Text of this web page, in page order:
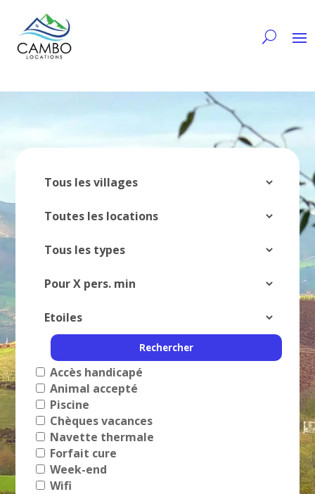
Accès handicapé
Animal accepté
Piscine
Chèques vacances
Navette thermale
Forfait cure
Week-end
Wifi